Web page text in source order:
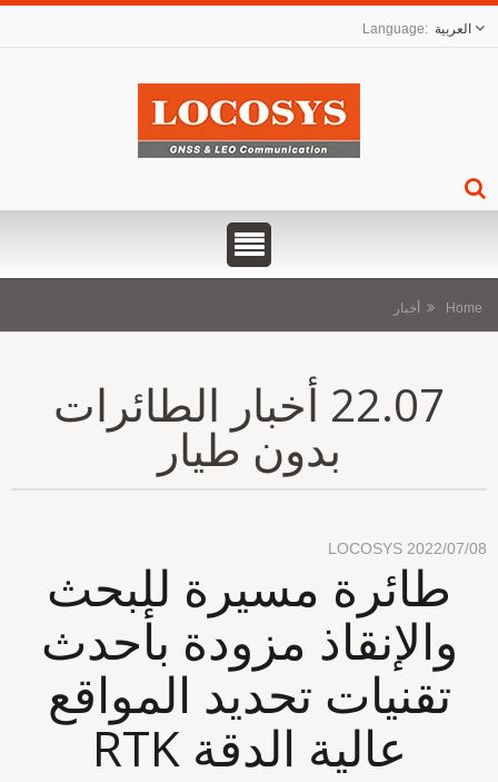
العربية
Home أخبار
22.07 أخبار الطائرات
بدون طيار
2022/07/08
LOCOSYS
طائرة مسيرة للبحث
والإنقاذ مزودة بأحدث
تقنيات تحديد المواقع
عالية الدقة RTK